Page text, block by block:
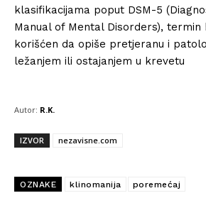
klasifikacijama poput DSM-5
Manual of Mental Disorders), termin
korišćen da opiše pretjeranu i
ležanjem ili ostajanjem u krevetu
Autor: R.K.
IZVOR nezavisne.com
OZNAKE klinomanija poremećaj